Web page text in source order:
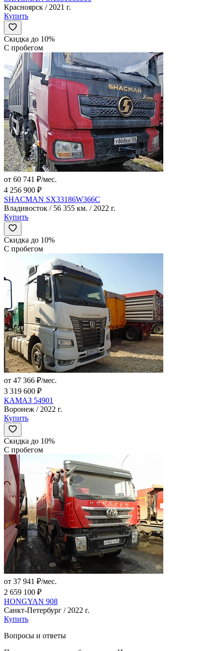
Красноярск / 2021 г.
Купить
Скидка до 10%
С пробегом
от 60 741 ₽/мес.
4 256 900 ₽
SHACMAN SX33186W366C
Владивосток / 56 355 км. / 2022 г.
Купить
Скидка до 10%
С пробегом
от 47 366 ₽/мес.
3 319 600 ₽
КАМАЗ 54901
Воронеж / 2022 г.
Купить
Скидка до 10%
С пробегом
от 37 941 ₽/мес.
2 659 100 ₽
HONGYAN 908
Санкт-Петербург / 2022 г.
Купить
Вопросы и ответы